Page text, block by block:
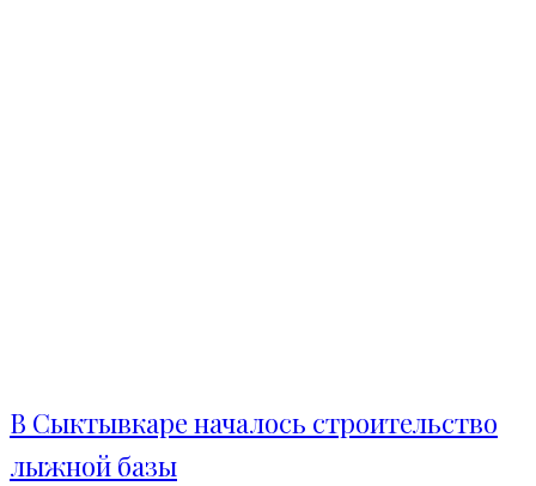
В Сыктывкаре началось строительство
лыжной базы